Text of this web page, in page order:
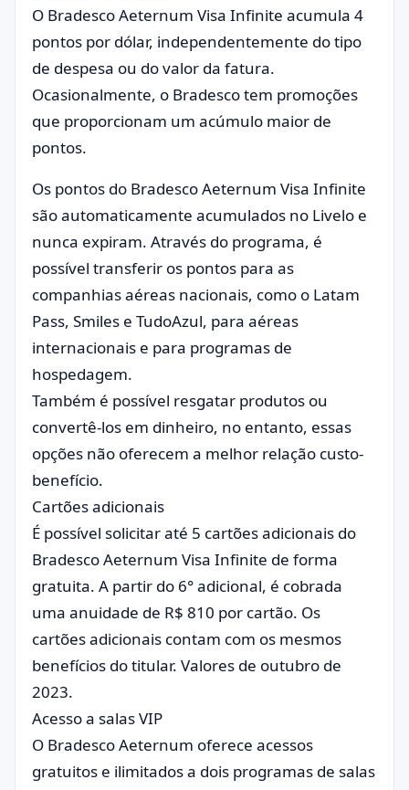
O Bradesco Aeternum Visa Infinite acumula 4
pontos por dólar, independentemente do tipo
de despesa ou do valor da fatura.
Ocasionalmente, o Bradesco tem promoções
que proporcionam um acúmulo maior de
pontos.
Os pontos do Bradesco Aeternum Visa Infinite
são automaticamente acumulados no Livelo e
nunca expiram. Através do programa, é
possível transferir os pontos para as
companhias aéreas nacionais, como o Latam
Pass, Smiles e TudoAzul, para aéreas
internacionais e para programas de
hospedagem.
Também é possível resgatar produtos ou
convertê-los em dinheiro, no entanto, essas
opções não oferecem a melhor relação custo-
benefício.
Cartões adicionais
É possível solicitar até 5 cartões adicionais do
Bradesco Aeternum Visa Infinite de forma
gratuita. A partir do 6° adicional, é cobrada
uma anuidade de R$ 810 por cartão. Os
cartões adicionais contam com os mesmos
benefícios do titular. Valores de outubro de
2023.
Acesso a salas VIP
O Bradesco Aeternum oferece acessos
gratuitos e ilimitados a dois programas de salas